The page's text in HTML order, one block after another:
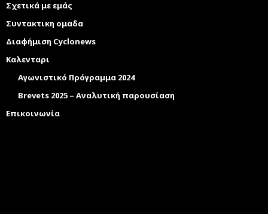
Σχετικά με εμάς
Συντακτικη ομαδα
Διαφήμιση Cyclonews
Καλενταρι
Αγωνιστικό Πρόγραμμα 2024
Brevets 2025 – Αναλυτική παρουσίαση
Επικοινωνία